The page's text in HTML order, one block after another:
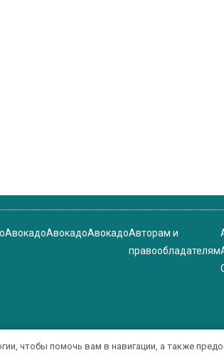
АвокадоАвокадоАвокадоАвторам и
правообладателям
чтобы помочь вам в навигации, а также